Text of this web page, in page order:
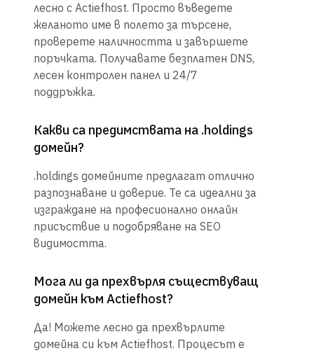
лесно с Actiefhost. Просто въведете
желаното име в полето за търсене,
проверете наличността и завършете
поръчката. Получавате безплатен DNS,
лесен контролен панел и 24/7
поддръжка.
Какви са предимствата на .holdings
домейн?
.holdings домейните предлагат отлично
разпознаване и доверие. Те са идеални за
изграждане на професионално онлайн
присъствие и подобряване на SEO
видимостта.
Мога ли да прехвърля съществуващ
домейн към Actiefhost?
Да! Можете лесно да прехвърлите
домейна си към Actiefhost. Процесът е